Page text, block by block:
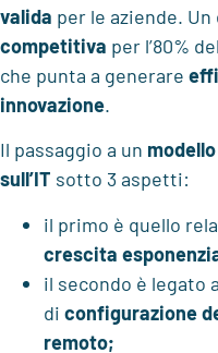
valida per le aziende.
competitiva per l’80%
che punta a generare
innovazione.
Il passaggio a un
sull’IT sotto 3 aspetti:
il primo è quello
crescita
il secondo è legato
di configurazione
remoto;